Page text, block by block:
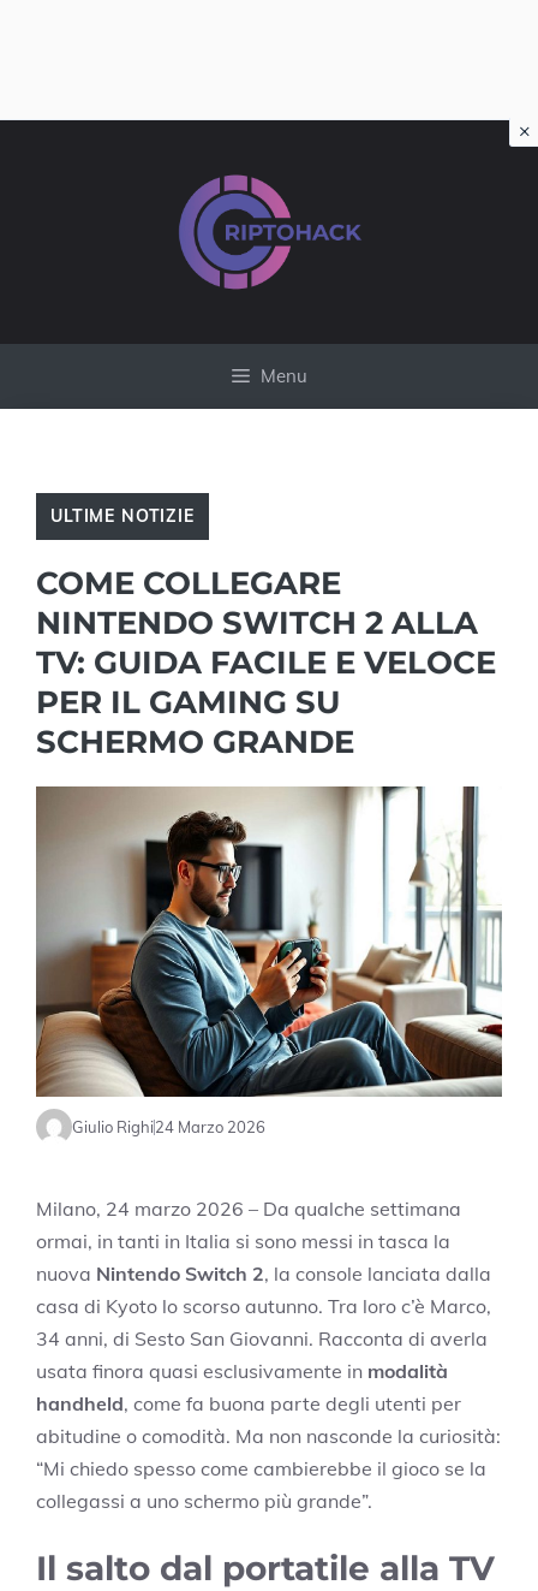
Menu
ULTIME NOTIZIE
COME COLLEGARE
NINTENDO SWITCH 2 ALLA
TV: GUIDA FACILE E VELOCE
PER IL GAMING SU
SCHERMO GRANDE
Giulio Righi24 Marzo 2026
Milano, 24 marzo 2026 – Da qualche settimana
ormai, in tanti in Italia si sono messi in tasca la
nuova Nintendo Switch 2, la console lanciata dalla
casa di Kyoto lo scorso autunno. Tra loro c’è Marco,
34 anni, di Sesto San Giovanni. Racconta di averla
usata finora quasi esclusivamente in modalità
handheld, come fa buona parte degli utenti per
abitudine o comodità. Ma non nasconde la curiosità:
“Mi chiedo spesso come cambierebbe il gioco se la
collegassi a uno schermo più grande”.
Il salto dal portatile alla TV
×